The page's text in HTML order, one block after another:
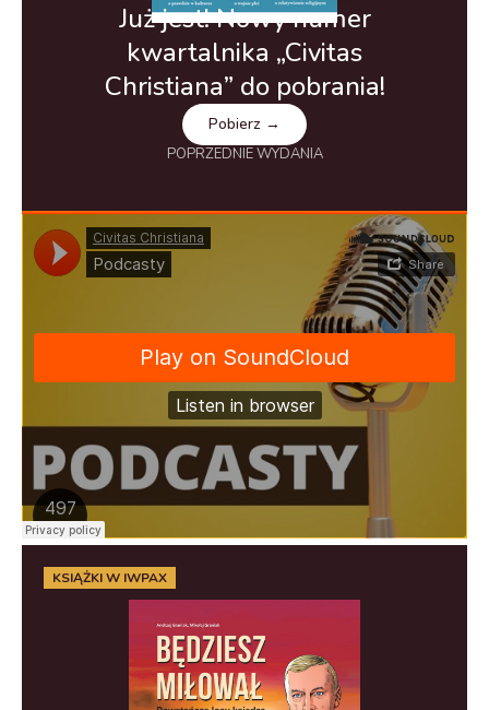
Już jest! Nowy numer
kwartalnika „Civitas
Christiana” do pobrania!
Pobierz →
POPRZEDNIE WYDANIA
KSIĄŻKI W IWPAX